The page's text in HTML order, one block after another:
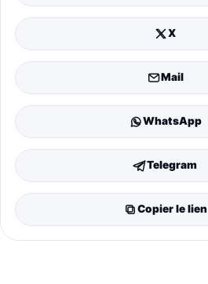
X
Mail
WhatsApp
Telegram
Copier le lien